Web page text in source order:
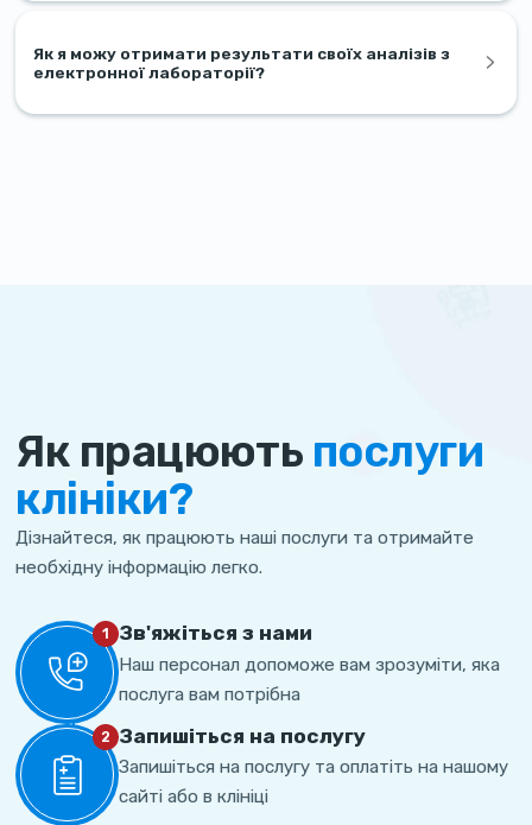
Як я можу отримати результати своїх аналізів з
електронної лабораторії?
Як працюють послуги
клініки?
Дізнайтеся, як працюють наші послуги та отримайте
необхідну інформацію легко.
1 Зв'яжіться з нами
Наш персонал допоможе вам зрозуміти, яка
послуга вам потрібна
2 Запишіться на послугу
Запишіться на послугу та оплатіть на нашому
сайті або в клініці